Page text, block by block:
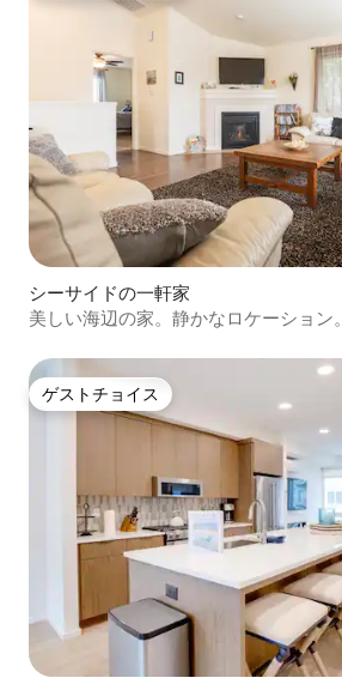
シーサイドの一軒家
美しい海辺の家。静かなロケーション。
ゲストチョイス
ゲストチョイス